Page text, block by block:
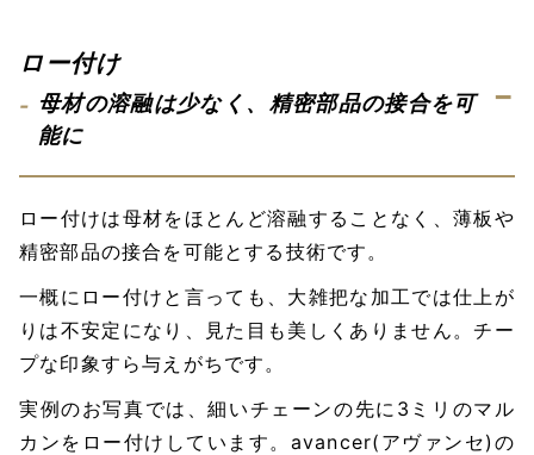
ロー付け
母材の溶融は少なく、精密部品の接合を可
能に
ロー付けは母材をほとんど溶融することなく、薄板や
精密部品の接合を可能とする技術です。
一概にロー付けと言っても、大雑把な加工では仕上が
りは不安定になり、見た目も美しくありません。チー
プな印象すら与えがちです。
実例のお写真では、細いチェーンの先に3ミリのマル
カンをロー付けしています。avancer(アヴァンセ)の